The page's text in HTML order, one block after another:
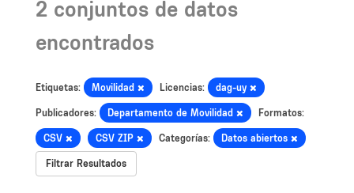
2 conjuntos de datos
encontrados
Etiquetas: Movilidad Licencias: dag-uy
Publicadores: Departamento de Movilidad Formatos:
CSV CSV ZIP Categorías: Datos abiertos
Filtrar Resultados